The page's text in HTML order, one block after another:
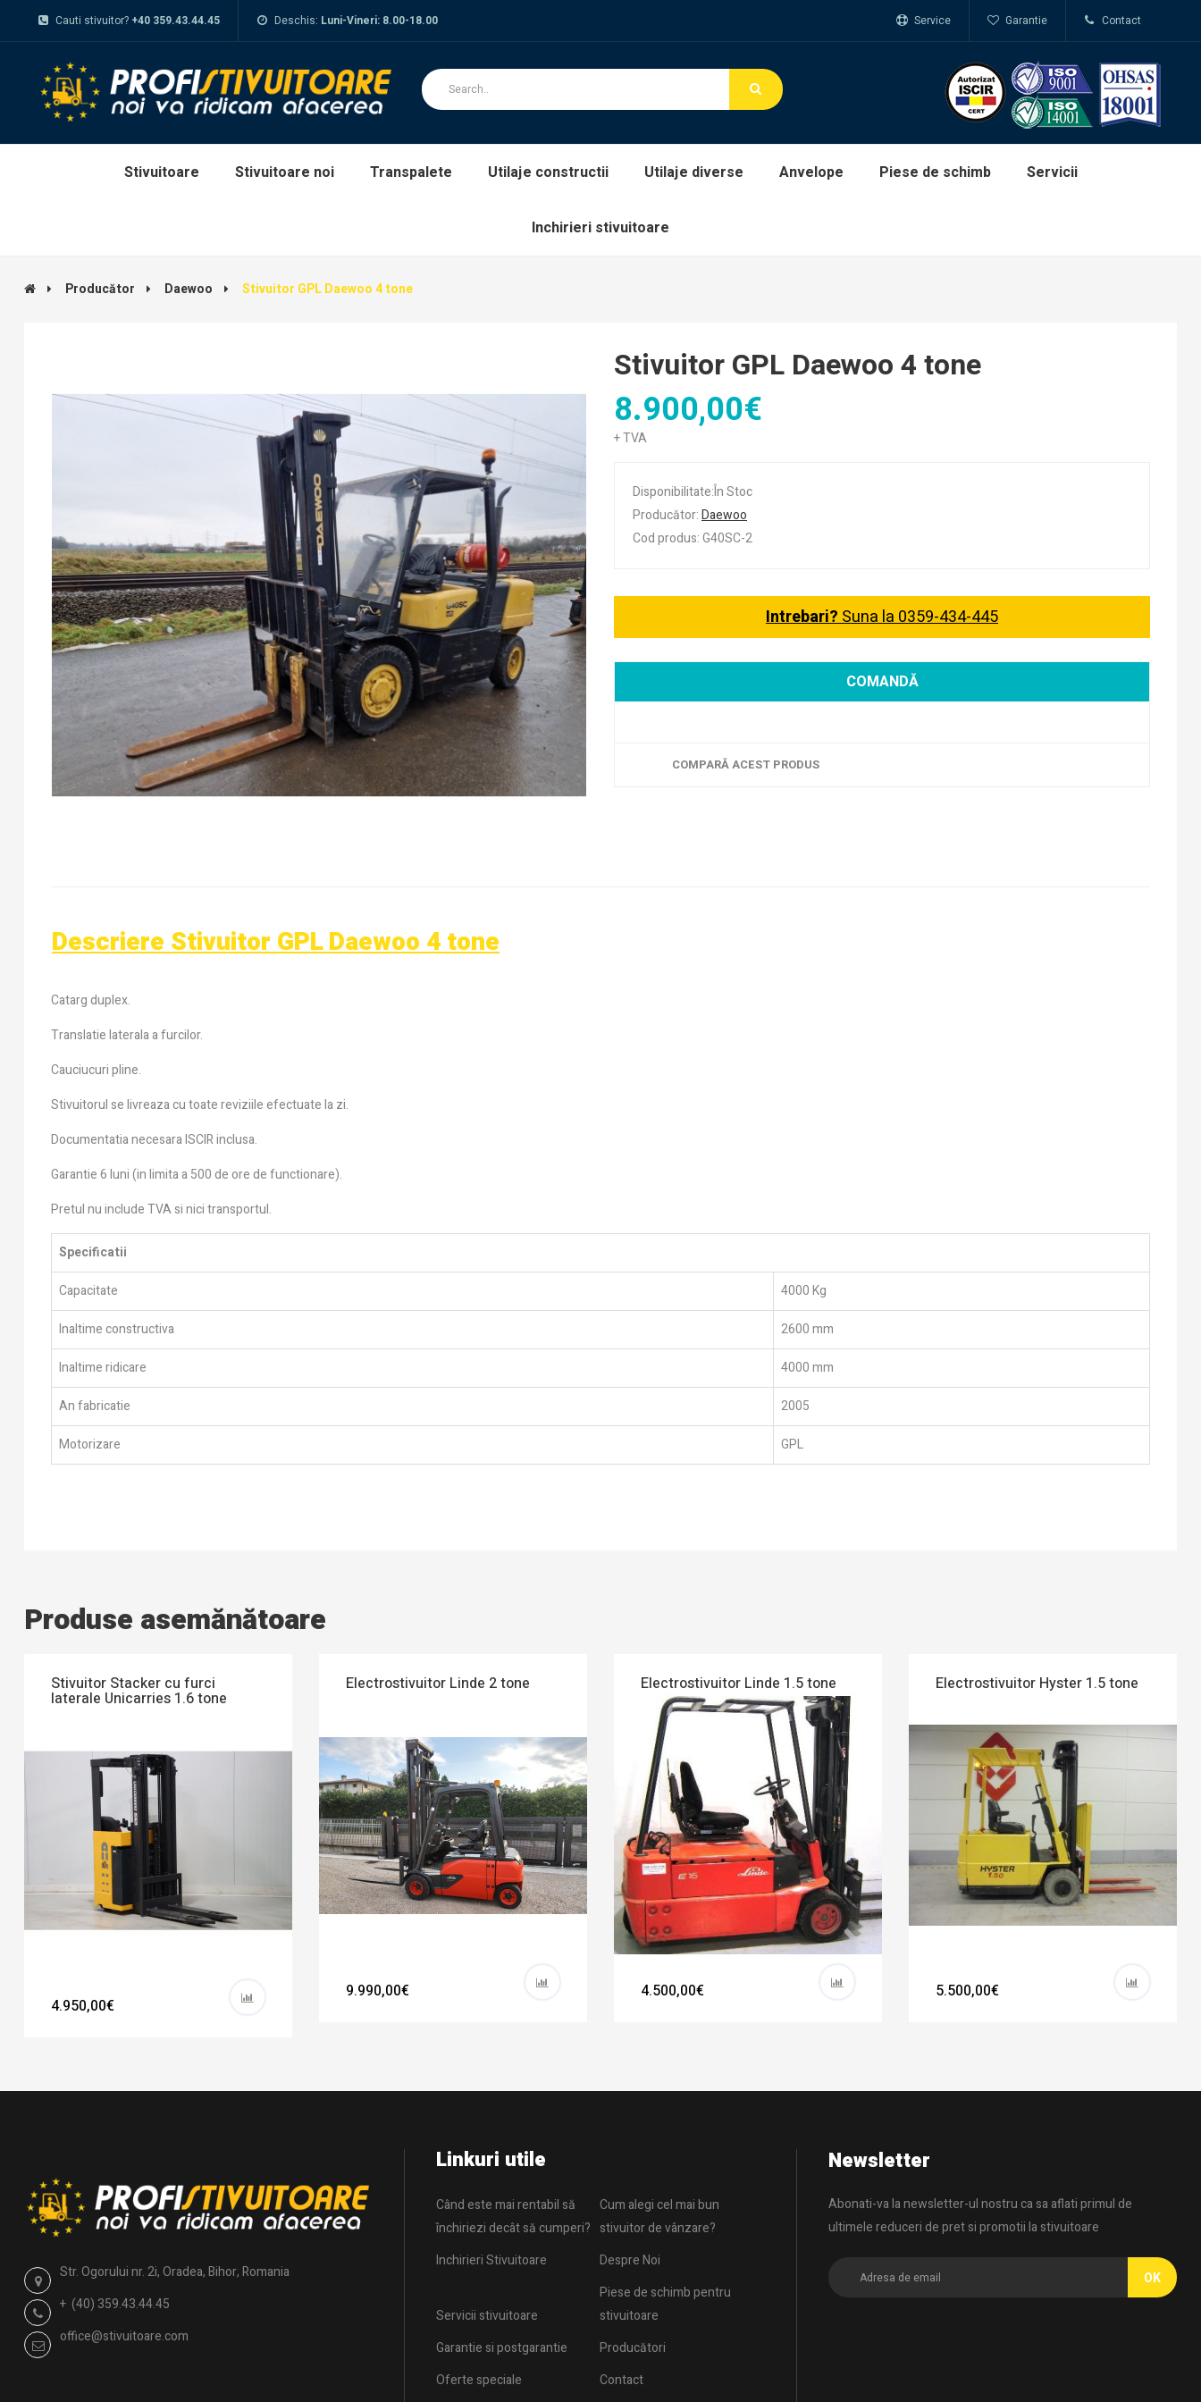
Cauti stivuitor? +40 359.43.44.45 Deschis: Luni-Vineri: 8.00-18.00 Contact
Garantie
Service
Stivuitoare Stivuitoare noi Transpalete Utilaje constructii Utilaje diverse Anvelope Piese de schimb Servicii
Inchirieri stivuitoare
Producător Daewoo Stivuitor GPL Daewoo 4 tone
Stivuitor GPL Daewoo 4 tone
8.900,00€
+ TVA
Disponibilitate:În Stoc
Producător:Daewoo
Cod produs: G40SC-2
Intrebari?Suna la 0359-434-445
COMANDĂ
COMPARĂ ACEST PRODUS
Descriere Stivuitor GPL Daewoo 4 tone
Catarg duplex.
Translatie laterala a furcilor.
Cauciucuri pline.
Stivuitorul se livreaza cu toate reviziile efectuate la zi.
Documentatia necesara ISCIR inclusa.
Garantie 6 luni (in limita a 500 de ore de functionare).
Pretul nu include TVA si nici transportul.
Specificatii
Capacitate 4000 Kg
Inaltime constructiva 2600 mm
Inaltime ridicare 4000 mm
An fabricatie 2005
Motorizare GPL
Produse asemănătoare
Stivuitor Stacker cu furci
laterale Unicarries 1.6 tone
4.950,00€
Electrostivuitor Linde 2 tone
9.990,00€
Electrostivuitor Linde 1.5 tone
4.500,00€
Electrostivuitor Hyster 1.5 tone
5.500,00€
Str. Ogorului nr. 2i, Oradea, Bihor, Romania
+ (40) 359.43.44.45
office@stivuitoare.com
Linkuri utile
Când este mai rentabil să
închiriezi decât să cumperi?
Cum alegi cel mai bun
stivuitor de vânzare?
Inchirieri Stivuitoare
Despre Noi
Servicii stivuitoare
Piese de schimb pentru
stivuitoare
Garantie si postgarantie
Producători
Oferte speciale
Contact
Newsletter
Abonati-va la newsletter-ul nostru ca sa aflati primul de
ultimele reduceri de pret si promotii la stivuitoare
OK